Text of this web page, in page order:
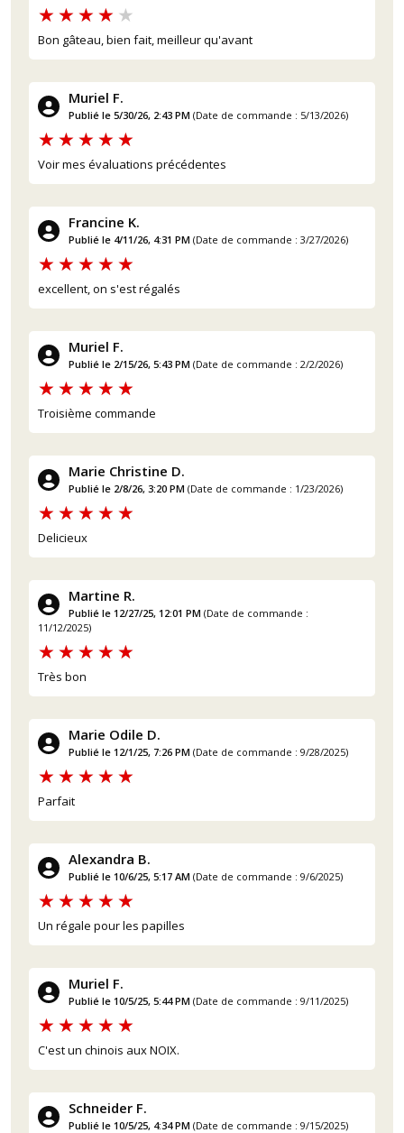
(5 avis)
Bon gâteau, bien fait, meilleur qu'avant
Muriel F.
Publié le 5/30/26, 2:43 PM (Date de commande : 5/13/2026)
Voir mes évaluations précédentes
Francine K.
Publié le 4/11/26, 4:31 PM (Date de commande : 3/27/2026)
excellent, on s'est régalés
Muriel F.
Publié le 2/15/26, 5:43 PM (Date de commande : 2/2/2026)
Troisième commande
Marie Christine D.
Publié le 2/8/26, 3:20 PM (Date de commande : 1/23/2026)
Delicieux
Martine R.
Publié le 12/27/25, 12:01 PM (Date de commande :
11/12/2025)
Très bon
Marie Odile D.
Publié le 12/1/25, 7:26 PM (Date de commande : 9/28/2025)
Parfait
Alexandra B.
Publié le 10/6/25, 5:17 AM (Date de commande : 9/6/2025)
Un régale pour les papilles
Muriel F.
Publié le 10/5/25, 5:44 PM (Date de commande : 9/11/2025)
C'est un chinois aux NOIX.
Schneider F.
Publié le 10/5/25, 4:34 PM (Date de commande : 9/15/2025)